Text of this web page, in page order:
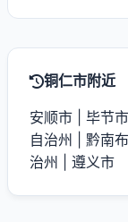
铜仁市附近
安顺市 毕节市
自治州
黔南
治州
遵义市